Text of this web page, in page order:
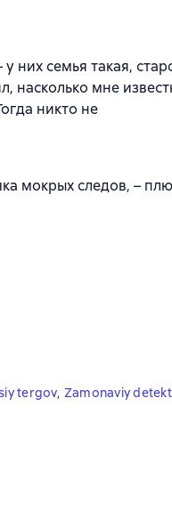
семья такая,
насколько мне
никто не
мокрых следов, –
tergov, Zamonaviy